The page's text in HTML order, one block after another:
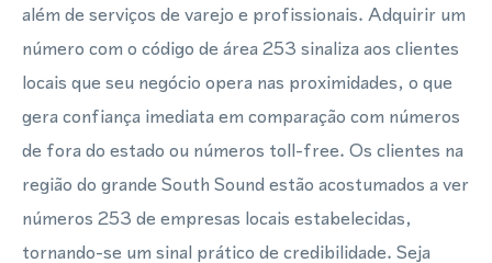
além de serviços de varejo e profissionais. Adquirir um
número com o código de área 253 sinaliza aos clientes
locais que seu negócio opera nas proximidades, o que
gera confiança imediata em comparação com números
de fora do estado ou números toll-free. Os clientes na
região do grande South Sound estão acostumados a ver
números 253 de empresas locais estabelecidas,
tornando-se um sinal prático de credibilidade. Seja